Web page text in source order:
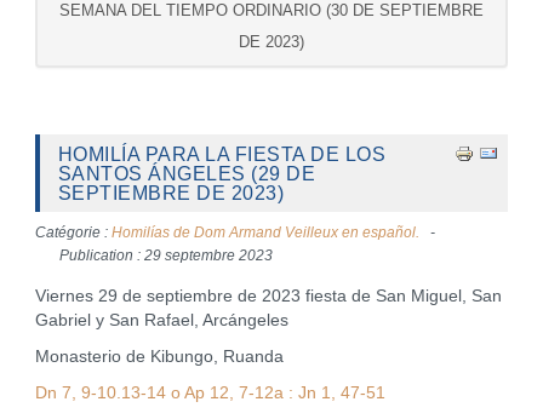
SEMANA DEL TIEMPO ORDINARIO (30 DE SEPTIEMBRE
DE 2023)
HOMILÍA PARA LA FIESTA DE LOS
SANTOS ÁNGELES (29 DE
SEPTIEMBRE DE 2023)
Catégorie : Homilías de Dom Armand Veilleux en español.
Publication : 29 septembre 2023
Viernes 29 de septiembre de 2023 fiesta de San Miguel, San
Gabriel y San Rafael, Arcángeles
Monasterio de Kibungo, Ruanda
Dn 7, 9-10.13-14 o Ap 12, 7-12a : Jn 1, 47-51